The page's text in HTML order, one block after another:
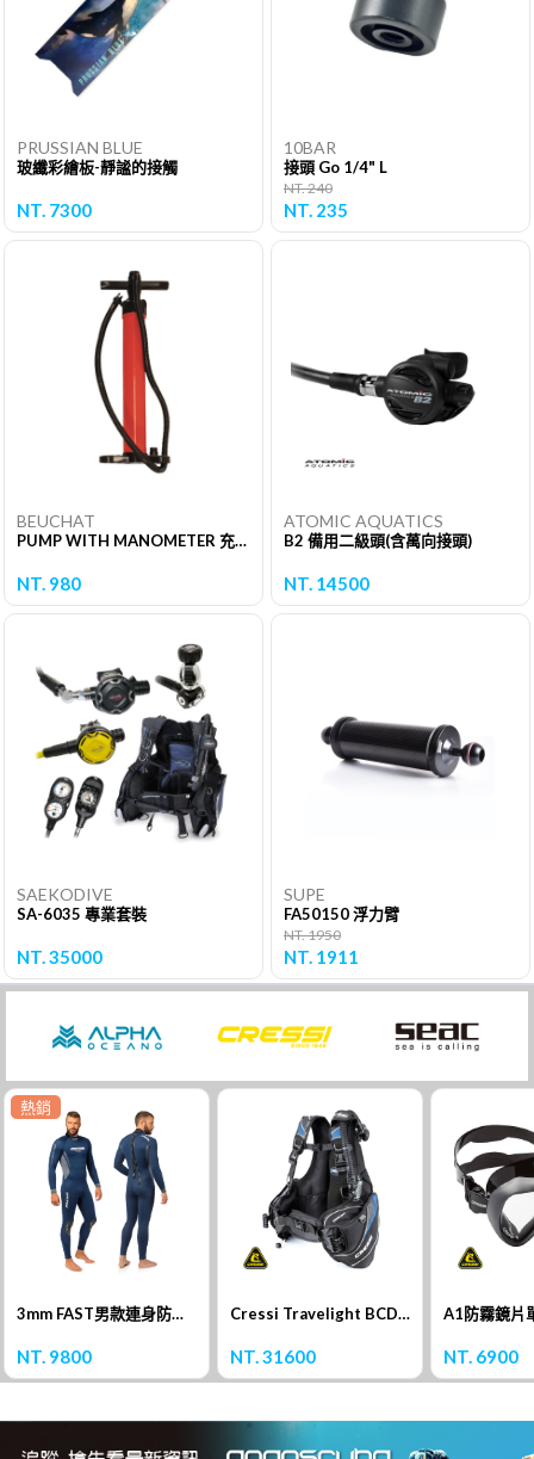
PRUSSIAN BLUE
玻纖彩繪板-靜謐的接觸
NT. 7300
10BAR
接頭 Go 1/4" L
NT. 240
NT. 235
BEUCHAT
PUMP WITH MANOMETER 充氣筒
NT. 980
ATOMIC AQUATICS
B2 備用二級頭(含萬向接頭)
NT. 14500
SAEKODIVE
SA-6035 專業套裝
NT. 35000
SUPE
FA50150 浮力臂
NT. 1950
NT. 1911
熱銷
3mm FAST男款連身防寒衣
NT. 9800
Cressi Travelight BCD 浮力背心
NT. 31600
A1防霧鏡片
NT. 6900